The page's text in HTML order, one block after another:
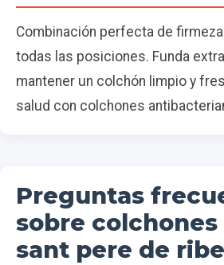
Combinación perfecta de
todas las posiciones. Funda
mantener un colchón limpio y
salud con colchones
Preguntas
sobre
sant pere de